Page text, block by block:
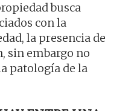
busca
con la
la presencia de
sin embargo no
patología de la